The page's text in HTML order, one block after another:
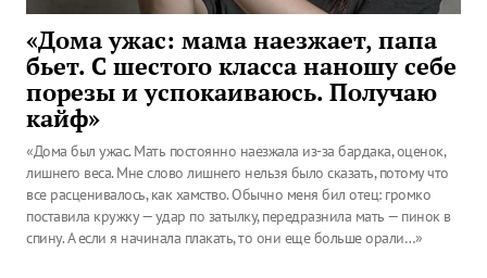
«Дома ужас: мама наезжает, папа
бьет. С шестого класса наношу себе
порезы и успокаиваюсь. Получаю
кайф»
«Дома был ужас. Мать постоянно наезжала из-за бардака, оценок,
лишнего веса. Мне слово лишнего нельзя было сказать, потому что
все расценивалось, как хамство. Обычно меня бил отец: громко
поставила кружку — удар по затылку, передразнила мать — пинок в
спину. А если я начинала плакать, то они еще больше орали…»